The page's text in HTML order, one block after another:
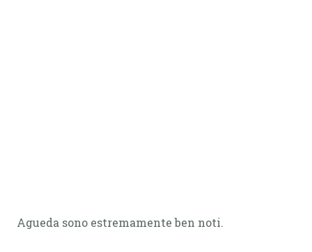
Agueda sono estremamente ben noti.